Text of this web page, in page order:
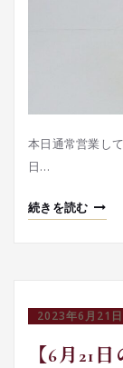
本日通常営業し
日…
続きを読む
2023年6月21日
【6月21